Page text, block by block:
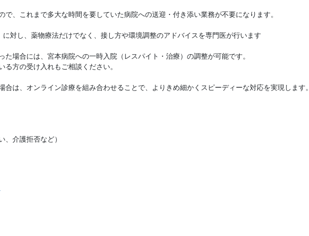
、これまで多大な時間を要していた病院への送迎・付き添い業務が不要になります。
対し、薬物療法だけでなく、接し方や環境調整のアドバイスを専門医が行います
場合には、宮本病院への一時入院（レスパイト・治療）の調整が可能です。
方の受け入れもご相談ください。
合は、オンライン診療を組み合わせることで、よりきめ細かくスピーディーな対応を実現します。
、介護拒否など）